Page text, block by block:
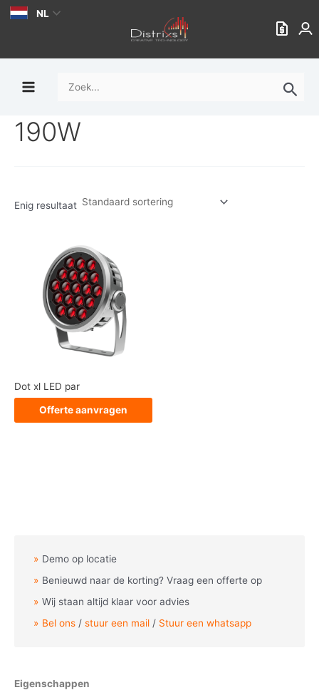
Ga
inhoud
NL
Zoek
Demo op locatie
Benieuwd naar de korting? Vraag een offerte op
Wij staan altijd klaar voor advies
Bel ons /stuur een mail / Stuur een whatsapp
Eigenschappen
190W
Enig resultaat
Dot xl LED par
Offerte aanvragen